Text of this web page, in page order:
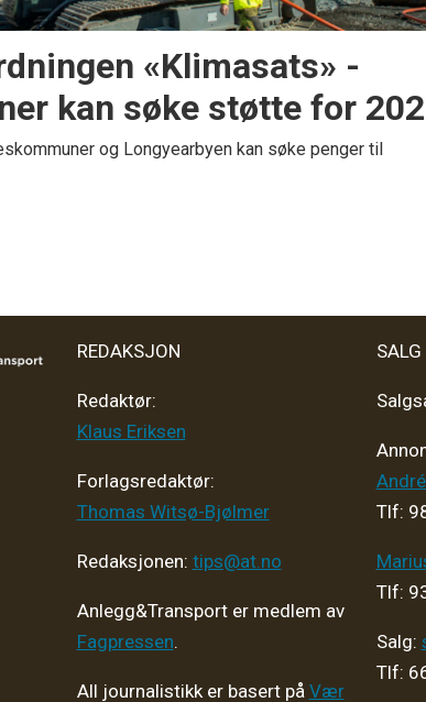
«Klimasats» -
kan søke støtte for
og Longyearbyen kan søke penger til
REDAKSJON
Redaktør:
Klaus Eriksen
Forlagsredaktør:
Thomas Witsø-Bjølmer
Redaksjonen: tips@at.no
Anlegg&Transport er medlem av
Fagpressen.
All journalistikk er basert på Vær
SALG
Tlf:
Tlf:
Salg:
Tlf: